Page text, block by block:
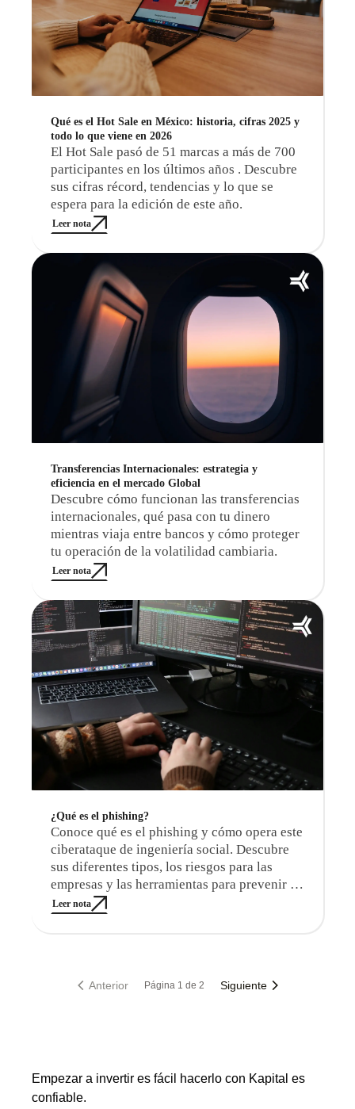
Qué es el Hot Sale en México: historia, cifras 2025 y
todo lo que viene en 2026
El Hot Sale pasó de 51 marcas a más de 700
participantes en los últimos años . Descubre
sus cifras récord, tendencias y lo que se
espera para la edición de este año.
Leer nota
Transferencias Internacionales: estrategia y
eficiencia en el mercado Global
Descubre cómo funcionan las transferencias
internacionales, qué pasa con tu dinero
mientras viaja entre bancos y cómo proteger
tu operación de la volatilidad cambiaria.
Leer nota
¿Qué es el phishing?
Conoce qué es el phishing y cómo opera este
ciberataque de ingeniería social. Descubre
sus diferentes tipos, los riesgos para las
empresas y las herramientas para prevenir el
robo de datos.
Leer nota
Anterior Página 1 de 2 Siguiente
Empezar a invertir es fácil hacerlo con Kapital es
confiable.